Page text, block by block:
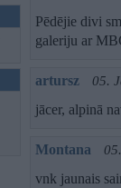
Pēdējie divi
galeriju ar
artursz 05.
jācer, alpinā
Montana
vnk jaunais